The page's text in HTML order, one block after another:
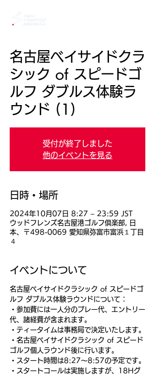
名古屋ベイサイドクラ
シック of スピードゴ
ルフ ダブルス体験ラ
ウンド (1)
受付が終了しました
他のイベントを見る
日時・場所
2024年10月07日 8:27 – 23:59 JST
ウッドフレンズ名古屋港ゴルフ倶楽部, 日
本、〒498-0069 愛知県弥富市富浜１丁目
４
イベントについて
名古屋ベイサイドクラシック of スピードゴ
ルフ ダブルス体験ラウンドについて：
・参加費には一人分のプレー代、エントリー
代、諸経費が含まれます。
・ティータイムは事務局で決定いたします。
・名古屋ベイサイドクラシック of スピード
ゴルフ個人ラウンド後に行います。
・スタート時間は8:27〜8:57の予定です。
・スタートコールは実施しますが、18Hグ